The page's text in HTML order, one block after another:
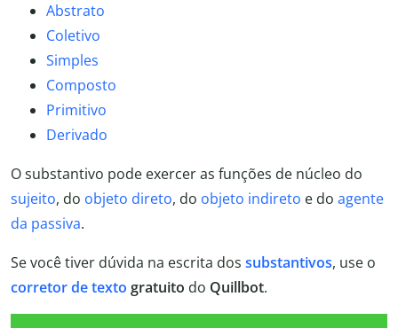
Abstrato
Coletivo
Simples
Composto
Primitivo
Derivado
O substantivo pode exercer as funções de núcleo do
sujeito, do objeto direto, do objeto indireto e do agente
da passiva.
Se você tiver dúvida na escrita dos substantivos, use o
corretor de texto gratuito do Quillbot.